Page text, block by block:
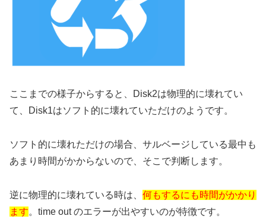
ここまでの様子からすると、Disk2は物理的に壊れてい
て、Disk1はソフト的に壊れていただけのようです。
ソフト的に壊れただけの場合、サルベージしている最中も
あまり時間がかからないので、そこで判断します。
逆に物理的に壊れている時は、 何もするにも時間がかかり
ます。time out のエラーが出やすいのが特徴です。